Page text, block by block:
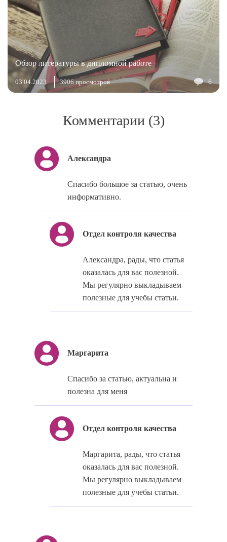
Обзор литературы в дипломной работе
03.04.2023 3906 просмотров 6
Комментарии (3)
Александра
Спасибо большое за статью, очень
информативно.
Отдел контроля качества
Александра, рады, что статья
оказалась для вас полезной.
Мы регулярно выкладываем
полезные для учебы статьи.
Маргарита
Спасибо за статью, актуальна и
полезна для меня
Отдел контроля качества
Маргарита, рады, что статья
оказалась для вас полезной.
Мы регулярно выкладываем
полезные для учебы статьи.